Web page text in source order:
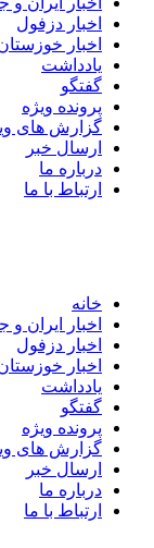
اخبار دزفول
اخبار خوزستان
یادداشت
گفتگو
پرونده ویژه
گزارش های ویدویی
ارسال خبر
درباره ما
ارتباط با ما
خانه
اخبار ایران و جهان
اخبار دزفول
اخبار خوزستان
یادداشت
گفتگو
پرونده ویژه
گزارش های ویدویی
ارسال خبر
درباره ما
ارتباط با ما